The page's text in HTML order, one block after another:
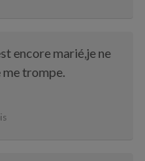
encore marié,je ne
me trompe.